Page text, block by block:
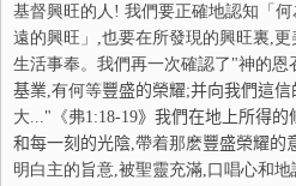
基督興旺的人! 我們要正確地認知「
遠的興旺」,也要在所發現的興旺裏,
生活事奉。我們再一次確認了"神的恩
基業,有何等豐盛的榮耀;并向我們這信
大..."《弗1:18-19》我們在地上所得的
和每一刻的光陰,帶着那麽豐盛榮耀的
明白主的旨意,被聖靈充滿,口唱心和